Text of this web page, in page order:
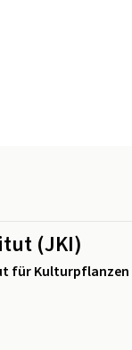
(JKI)
für Kulturpflanzen